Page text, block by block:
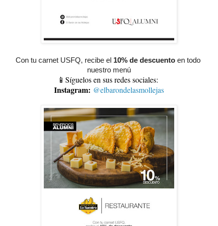
Con tu carnet USFQ, recibe el 10% de descuento en todo
nuestro menú
📱Síguelos en sus redes sociales:
Instagram: @elbarondelasmollejas